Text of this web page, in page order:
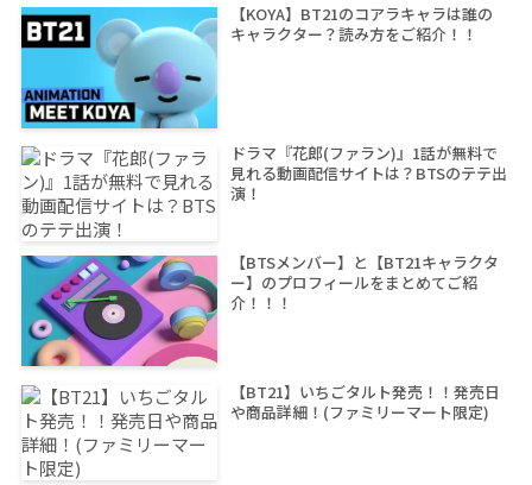
【KOYA】BT21のコアラキャラは誰の
キャラクター？読み方をご紹介！！
ドラマ『花郎(ファラン)』1話が無料で
見れる動画配信サイトは？BTSのテテ出
演！
【BTSメンバー】と【BT21キャラクタ
ー】のプロフィールをまとめてご紹
介！！！
【BT21】いちごタルト発売！！発売日
や商品詳細！(ファミリーマート限定)